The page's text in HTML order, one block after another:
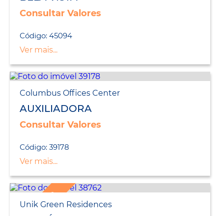
Consultar Valores
Código: 45094
Ver mais...
Columbus Offices Center
AUXILIADORA
Consultar Valores
Código: 39178
Ver mais...
Unik Green Residences